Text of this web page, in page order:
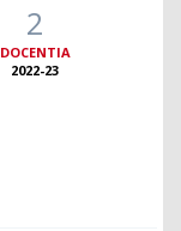
2
DOCENTIA
2022-23